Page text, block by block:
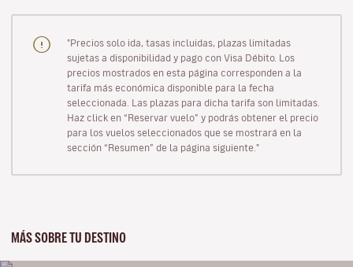
"Precios solo ida, tasas incluidas, plazas limitadas
sujetas a disponibilidad y pago con Visa Débito. Los
precios mostrados en esta página corresponden a la
tarifa más económica disponible para la fecha
seleccionada. Las plazas para dicha tarifa son limitadas.
Haz click en “Reservar vuelo” y podrás obtener el precio
para los vuelos seleccionados que se mostrará en la
sección “Resumen” de la página siguiente."
MÁS SOBRE TU DESTINO